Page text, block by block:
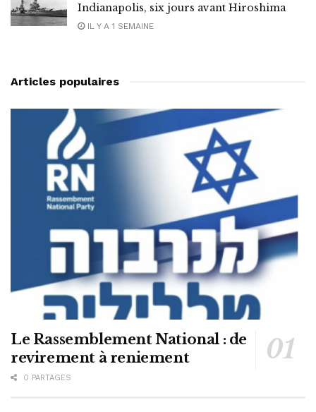
Indianapolis, six jours avant Hiroshima
IL Y A 1 SEMAINE
Articles populaires
Le Rassemblement National : de
revirement à reniement
0 PARTAGES